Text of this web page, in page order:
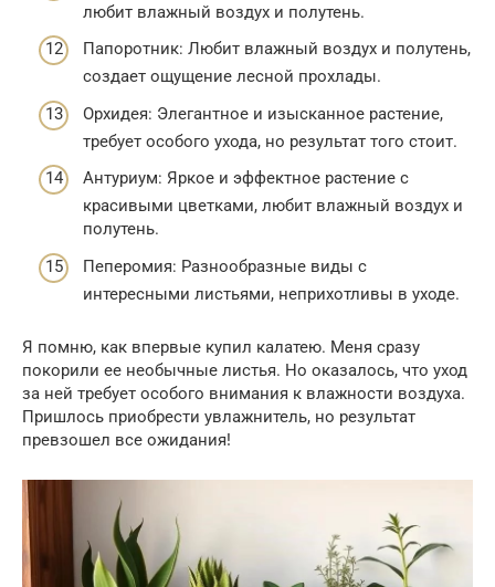
любит влажный воздух и полутень.
Папоротник: Любит влажный воздух и полутень,
создает ощущение лесной прохлады.
Орхидея: Элегантное и изысканное растение,
требует особого ухода, но результат того стоит.
Антуриум: Яркое и эффектное растение с
красивыми цветками, любит влажный воздух и
полутень.
Пеперомия: Разнообразные виды с
интересными листьями, неприхотливы в уходе.
Я помню, как впервые купил калатею. Меня сразу
покорили ее необычные листья. Но оказалось, что уход
за ней требует особого внимания к влажности воздуха.
Пришлось приобрести увлажнитель, но результат
превзошел все ожидания!